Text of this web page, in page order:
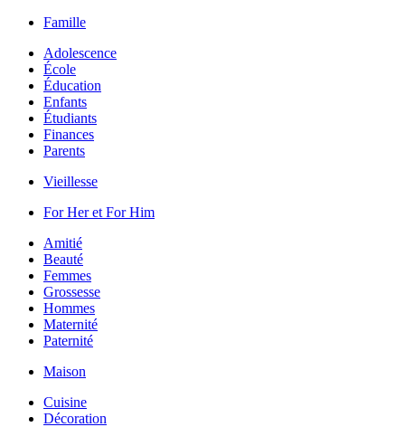
Famille
Adolescence
École
Éducation
Enfants
Étudiants
Finances
Parents
Vieillesse
For Her et For Him
Amitié
Beauté
Femmes
Grossesse
Hommes
Maternité
Paternité
Maison
Cuisine
Décoration